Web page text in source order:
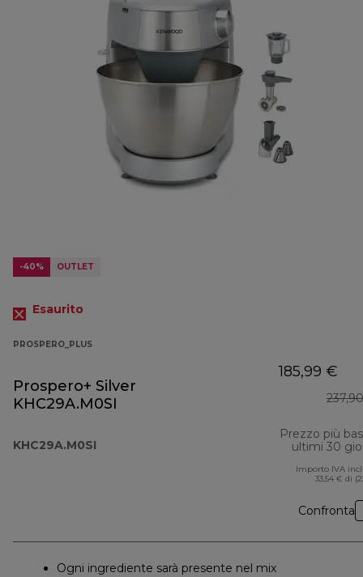
-40% OUTLET
Esaurito
PROSPERO_PLUS
Prospero+ Silver
KHC29A.M0SI
KHC29A.M0SI
185,99 €
Prezzo più
ultimi 30
Importo IVA
33,54 € di
Confronta
Ogni ingrediente sarà presente nel mix